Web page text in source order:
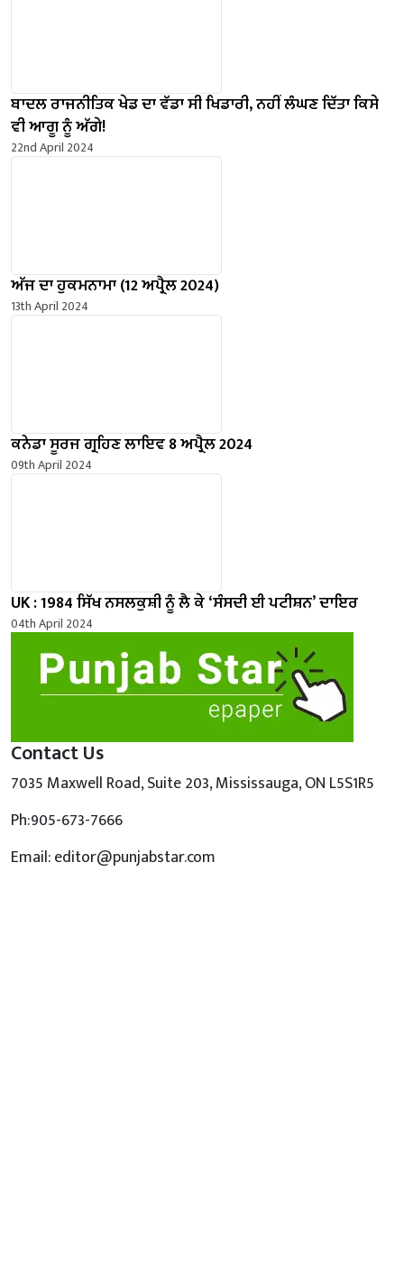
ਬਾਦਲ ਰਾਜਨੀਤਿਕ ਖੇਡ ਦਾ ਵੱਡਾ ਸੀ ਖਿਡਾਰੀ, ਨਹੀਂ ਲੰਘਣ ਦਿੱਤਾ ਕਿਸੇ
ਵੀ ਆਗੂ ਨੂੰ ਅੱਗੇ!
22nd April 2024
ਅੱਜ ਦਾ ਹੁਕਮਨਾਮਾ (12 ਅਪ੍ਰੈਲ 2024)
13th April 2024
ਕਨੇਡਾ ਸੂਰਜ ਗ੍ਰਹਿਣ ਲਾਇਵ 8 ਅਪ੍ਰੈਲ 2024
09th April 2024
UK : 1984 ਸਿੱਖ ਨਸਲਕੁਸ਼ੀ ਨੂੰ ਲੈ ਕੇ ‘ਸੰਸਦੀ ਈ ਪਟੀਸ਼ਨ’ ਦਾਇਰ
04th April 2024
Contact Us
7035 Maxwell Road, Suite 203, Mississauga, ON L5S1R5
Ph:905-673-7666
Email: editor@punjabstar.com